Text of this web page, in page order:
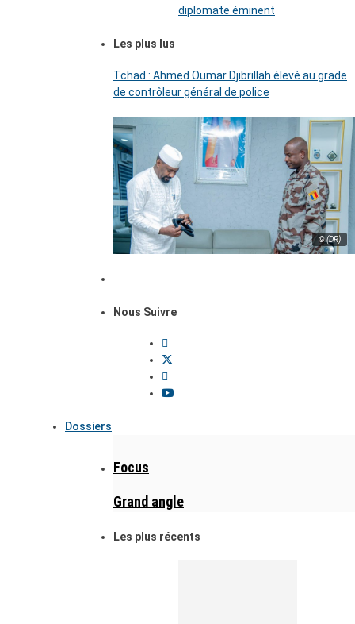
diplomate éminent
Les plus lus
Tchad : Ahmed Oumar Djibrillah élevé au grade
de contrôleur général de police
© (DR)
Nous Suivre
Dossiers
Focus
Grand angle
Les plus récents